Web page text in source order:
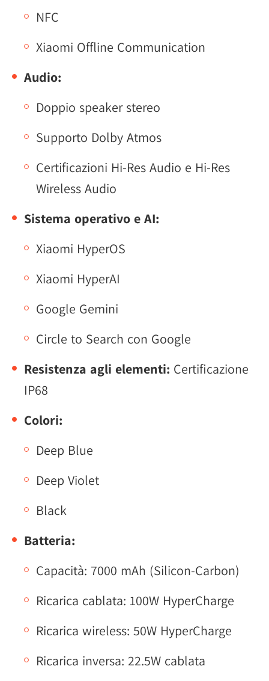
NFC
Xiaomi Offline Communication
Audio:
Doppio speaker stereo
Supporto Dolby Atmos
Certificazioni Hi-Res Audio e Hi-Res
Wireless Audio
Sistema operativo e AI:
Xiaomi HyperOS
Xiaomi HyperAI
Google Gemini
Circle to Search con Google
Resistenza agli elementi: Certificazione
IP68
Colori:
Deep Blue
Deep Violet
Black
Batteria:
Capacità: 7000 mAh (Silicon-Carbon)
Ricarica cablata: 100W HyperCharge
Ricarica wireless: 50W HyperCharge
Ricarica inversa: 22.5W cablata